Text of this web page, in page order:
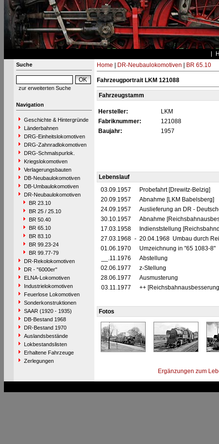
Suche
zur erweiterten Suche
Navigation
Geschichte & Hintergründe
Länderbahnen
DRG-Einheitslokomotiven
DRG-Zahnradlokomotiven
DRG-Schmalspurlok.
Kriegslokomotiven
Verlagerungsbauten
DB-Neubaulokomotiven
DB-Umbaulokomotiven
DR-Neubaulokomotiven
BR 23.10
BR 25 / 25.10
BR 50.40
BR 65.10
BR 83.10
BR 99.23-24
BR 99.77-79
DR-Rekolokomotiven
DR - "6000er"
ELNA-Lokomotiven
Industrielokomotiven
Feuerlose Lokomotiven
Sonderkonstruktionen
SAAR (1920 - 1935)
DB-Bestand 1968
DR-Bestand 1970
Auslandsbestände
Lokbestandslisten
Erhaltene Fahrzeuge
Zerlegungen
Home DR-Neubaulokomotiven BR 65.10
Fahrzeugportrait LKM 121088
Fahrzeugstamm
Hersteller:
LKM
Fabriknummer:
121088
Baujahr:
1957
Lebenslauf
03.09.1957
Probefahrt [Drewitz-Belzig]
20.09.1957
Abnahme [LKM Babelsberg]
24.09.1957
Auslieferung an DR -
30.10.1957
Abnahme
17.03.1958
Indienststellung
27.03.1968 - 20.04.1968 Umbau durch
01.06.1970
Umzeichnung in "65 1083-8"
__.11.1976
Abstellung
02.06.1977
z-Stellung
28.06.1977
Ausmusterung
03.11.1977
++
Fotos
Ergänzungen zum